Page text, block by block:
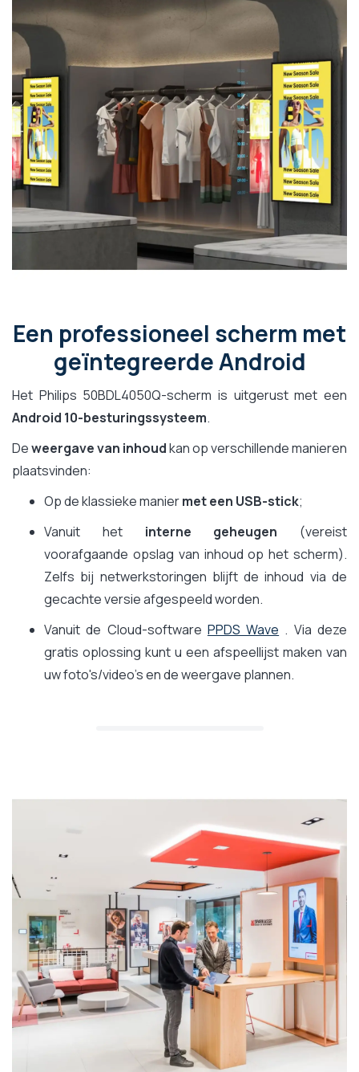
Een professioneel scherm met
geïntegreerde Android
Het Philips 50BDL4050Q-scherm is uitgerust met een
Android 10-besturingssysteem.
Deweergave van inhoudkan op verschillende manieren
plaatsvinden:
Op de klassieke maniermet een USB-stick;
Vanuit het interne geheugen (vereist
voorafgaande opslag van inhoud op het scherm).
Zelfs bij netwerkstoringen blijft de inhoud via de
gecachte versie afgespeeld worden.
Vanuit de Cloud-software PPDS Wave . Via deze
gratis oplossing kunt u een afspeellijst maken van
uw foto's/video's en de weergave plannen.